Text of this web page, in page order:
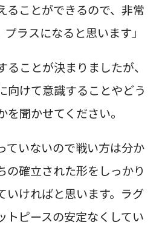
ることができるので、非常
ラスになると思います」
ことが決まりましたが、
向けて意識することやどう
聞かせてください。
ていないので戦い方は分か
の確立された形をしっかり
いければと思います。ラグ
トピースの安定なくしてい